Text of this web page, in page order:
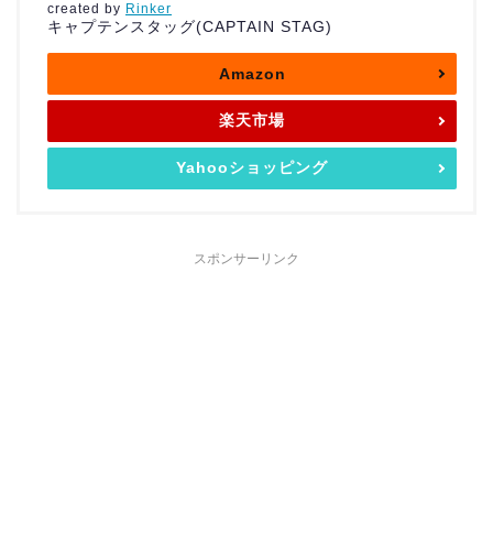
created by Rinker
キャプテンスタッグ(CAPTAIN STAG)
Amazon
楽天市場
Yahooショッピング
スポンサーリンク